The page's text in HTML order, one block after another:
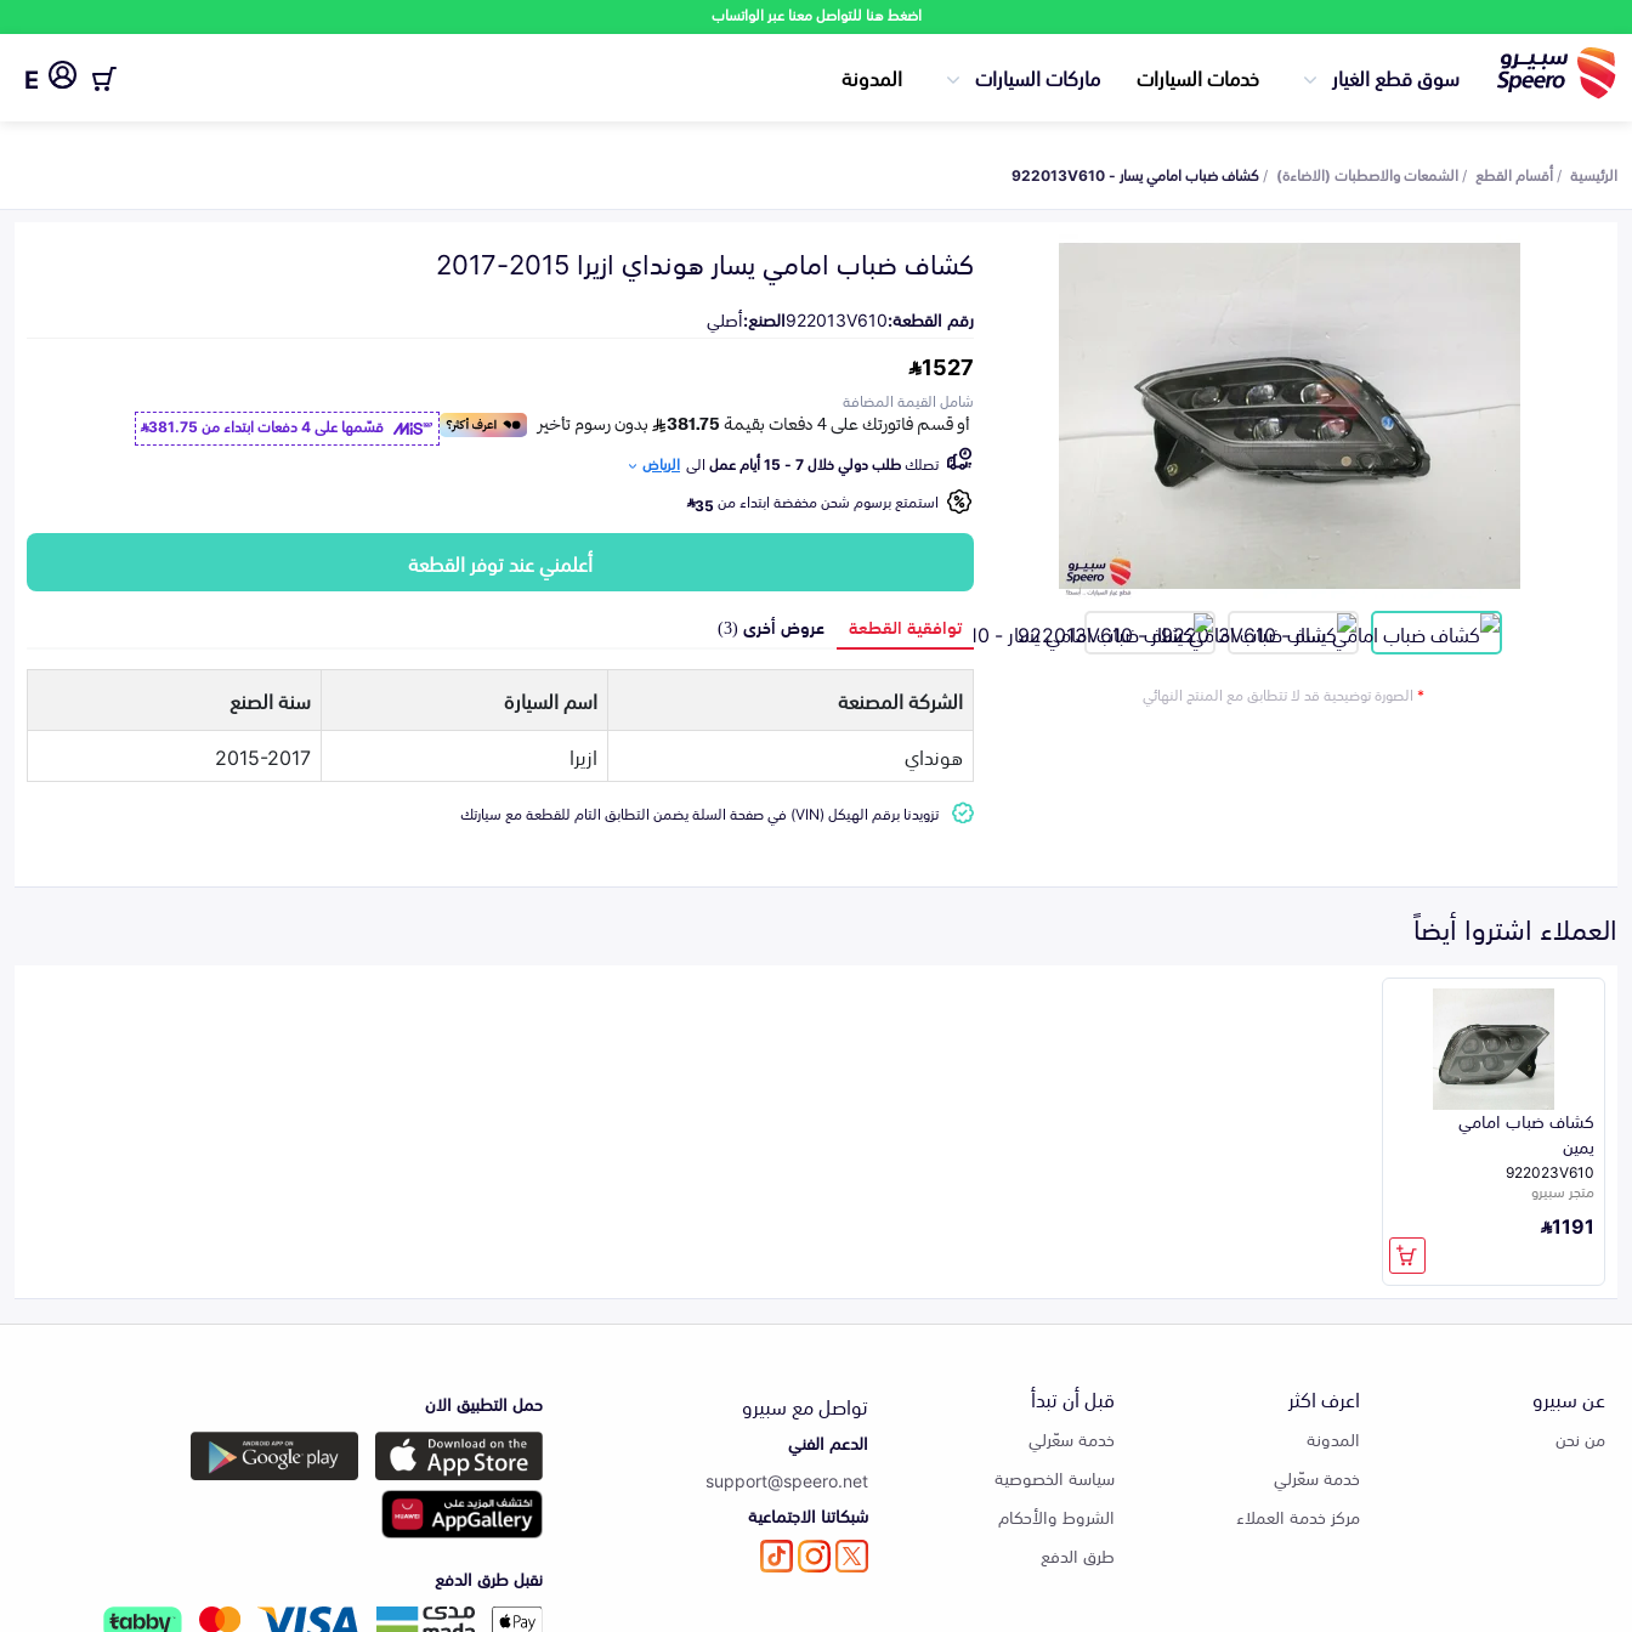
اضغط هنا للتواصل معنا عبر الواتساب
سوق قطع الغيار خدمات السيارات ماركات السيارات المدونة E
الرئيسية أقسام القطع الشمعات والاصطبات (الاضاءة) كشاف ضباب امامي يسار - 922013V610
*الصورة توضيحية قد لا تتطابق مع المنتج النهائي
كشاف ضباب امامي يسار هونداي ازيرا 2015-2017
رقم القطعة:922013V610الصنع:أصلي
1527
شامل القيمة المضافة
قسّمها على 4 دفعات ابتداء من
381.75
تصلكطلب دولي خلال 7 - 15 أيام عمل الى الرياض
استمتع برسوم شحن مخفضة ابتداء من35
أعلمني عند توفر القطعة
توافقية القطعة عروض أخرى (3)
الشركة المصنعة اسم السيارة
سنة الصنع
هونداي
ازيرا 2015-2017
تزويدنا برقم الهيكل (VIN) في صفحة السلة يضمن التطابق التام للقطعة مع سيارتك
العملاء اشتروا أيضاً
كشاف ضباب امامي
يمين
922023V610
متجر سبيرو
1191
عن سبيرو
من نحن
اعرف اكثر
المدونة
خدمة سعّرلي
مركز خدمة العملاء
قبل أن تبدأ
خدمة سعّرلي
سياسة الخصوصية
الشروط والأحكام
طرق الدفع
تواصل مع سبيرو
الدعم الفني
support@speero.net
شبكاتنا الاجتماعية
حمل التطبيق الان
نقبل طرق الدفع